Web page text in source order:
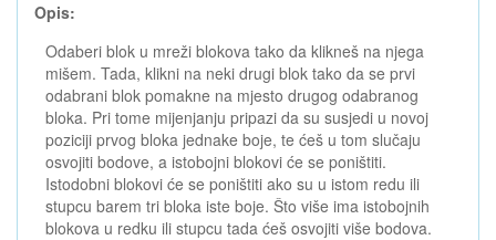
Opis:
Odaberi blok u mreži blokova tako da klikneš na njega
mišem. Tada, klikni na neki drugi blok tako da se prvi
odabrani blok pomakne na mjesto drugog odabranog
bloka. Pri tome mijenjanju pripazi da su susjedi u novoj
poziciji prvog bloka jednake boje, te ćeš u tom slučaju
osvojiti bodove, a istobojni blokovi će se poništiti.
Istodobni blokovi će se poništiti ako su u istom redu ili
stupcu barem tri bloka iste boje. Što više ima istobojnih
blokova u redku ili stupcu tada ćeš osvojiti više bodova.